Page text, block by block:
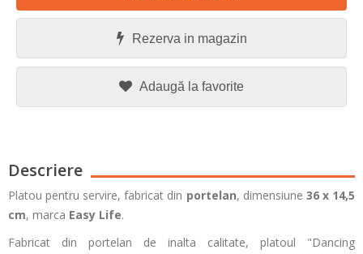
Rezerva in magazin
Adaugă la favorite
Descriere
Platou pentru servire, fabricat din portelan, dimensiune 36 x 14,5
cm, marca Easy Life.
Fabricat din portelan de inalta calitate, platoul "Dancing